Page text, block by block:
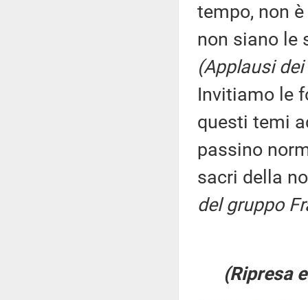
tempo, non
non siano le
(Applausi
Invitiamo le
questi temi
passino
sacri della
del gruppo
(Ripresa